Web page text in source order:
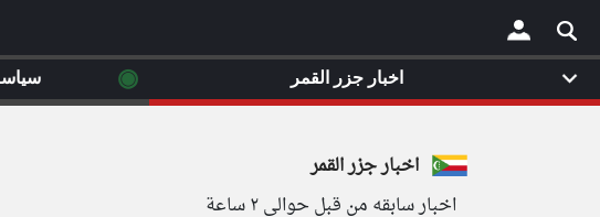
×
اخبار جزر القمر
اخبار سابقه من قبل حوالي ٢ ساعة
اخبار جزر القمر ◉